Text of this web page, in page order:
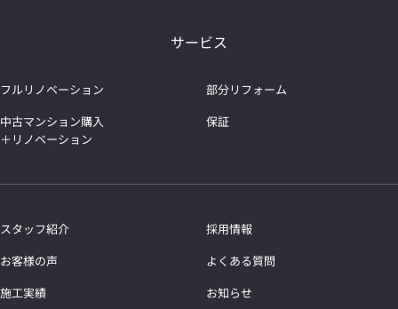
サービス
フルリノベーション
部分リフォーム
中古マンション購入
＋リノベーション
保証
スタッフ紹介
採用情報
お客様の声
よくある質問
施工実績
お知らせ